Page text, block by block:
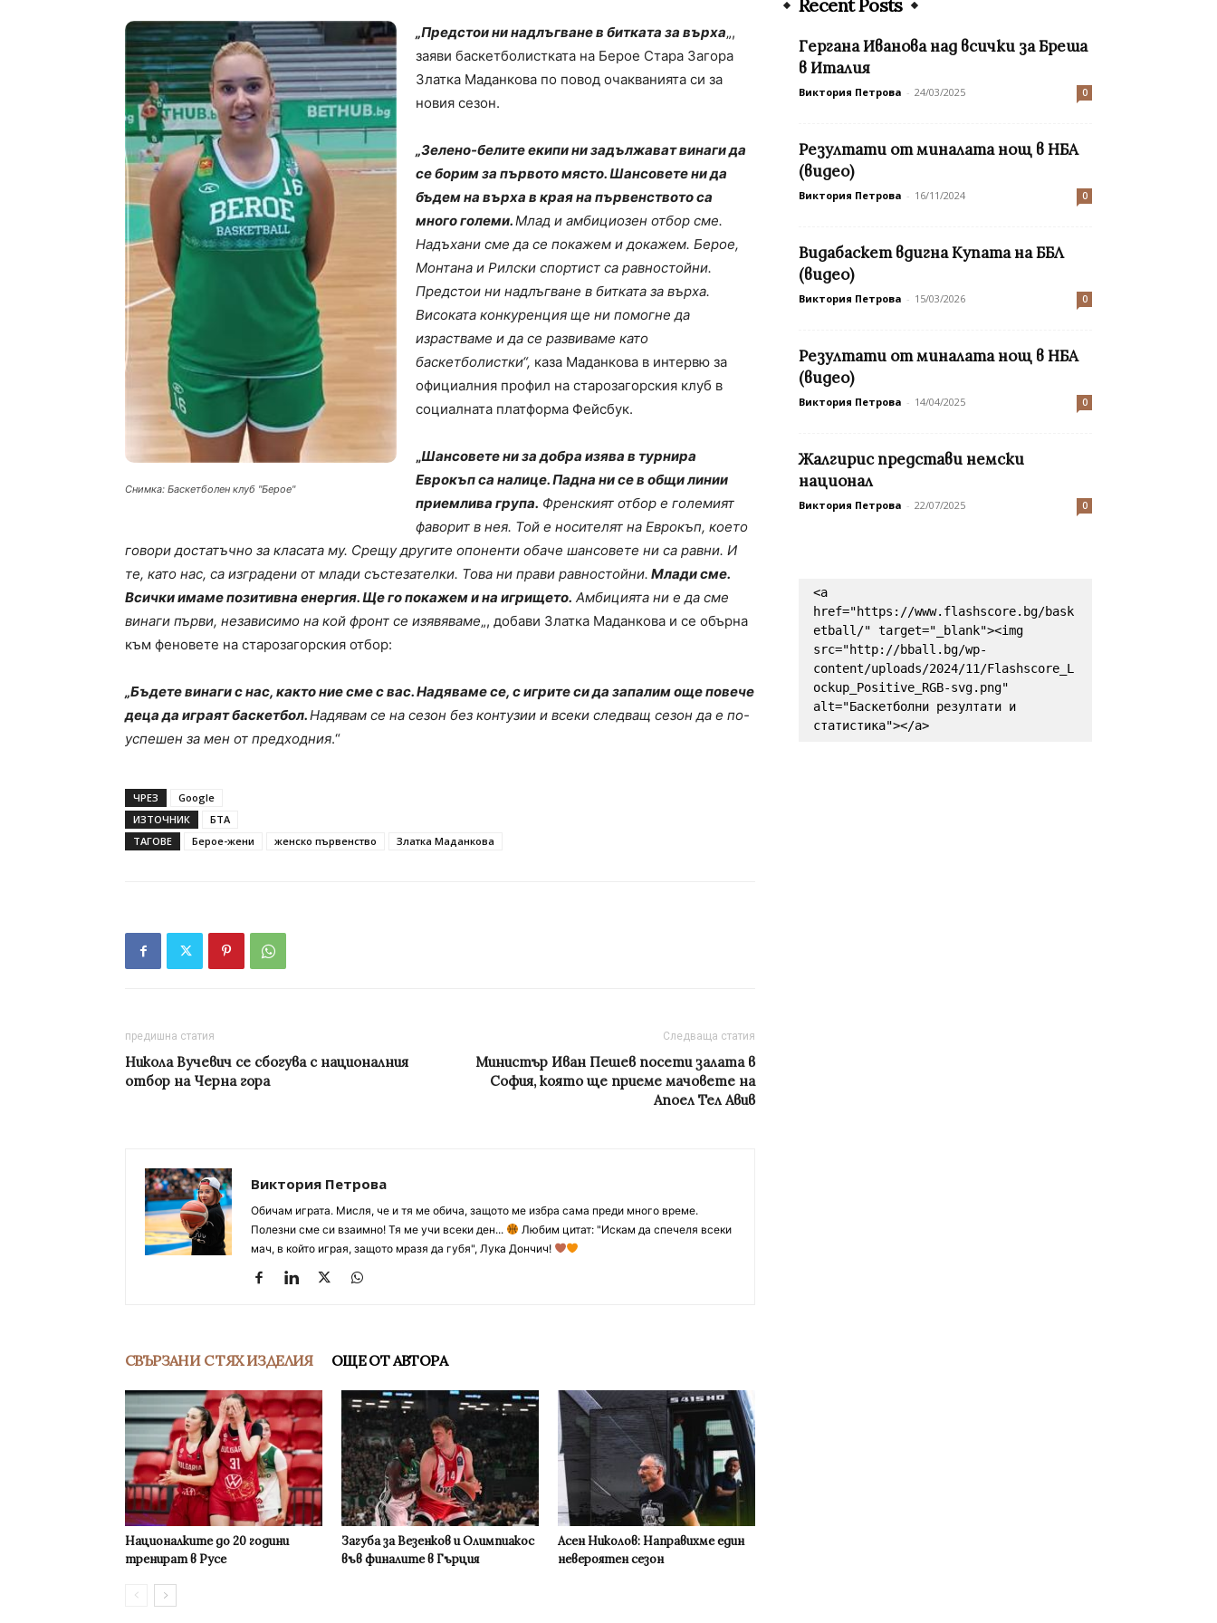
Снимка: Баскетболен клуб "Берое"
„Предстои ни надлъгване в битката за върха„,
заяви баскетболистката на Берое Стара Загора
Златка Маданкова по повод очакванията си за
новия сезон.
„Зелено-белите екипи ни задължават винаги да
се борим за първото място. Шансовете ни да
бъдем на върха в края на първенството са
много големи.Млад и амбициозен отбор сме.
Надъхани сме да се покажем и докажем. Берое,
Монтана и Рилски спортист са равностойни.
Предстои ни надлъгване в битката за върха.
Високата конкуренция ще ни помогне да
израстваме и да се развиваме като
баскетболистки“, каза Маданкова в интервю за
официалния профил на старозагорския клуб в
социалната платформа Фейсбук.
„Шансовете ни за добра изява в турнира
Еврокъп са налице. Падна ни се в общи линии
приемлива група. Френският отбор е големият
фаворит в нея. Той е носителят на Еврокъп, което
говори достатъчно за класата му. Срещу другите опоненти обаче шансовете ни са равни. И
те, като нас, са изградени от млади състезателки. Това ни прави равностойни. Млади сме.
Всички имаме позитивна енергия. Ще го покажем и на игрището. Амбицията ни е да сме
винаги първи, независимо на кой фронт се изявяваме„, добави Златка Маданкова и се обърна
към феновете на старозагорския отбор:
„Бъдете винаги с нас, както ние сме с вас. Надяваме се, с игрите си да запалим още повече
деца да играят баскетбол.Надявам се на сезон без контузии и всеки следващ сезон да е по-
успешен за мен от предходния.“
ЧРЕЗ
Google
ИЗТОЧНИК
БТА
ТАГОВЕ
Берое-жени женско първенство Златка Маданкова
предишна статия
Никола Вучевич се сбогува с националния
отбор на Черна гора
Следваща статия
Mинистър Иван Пешев посети залата в
София, която ще приеме мачовете на
Апоел Тел Авив
Виктория Петрова
Обичам играта. Мисля, че и тя ме обича, защото ме избра сама преди много време.
Полезни сме си взаимно! Тя ме учи всеки ден...
Любим цитат: "Искам да спечеля всеки
мач, в който играя, защото мразя да губя", Лука Дончич!
СВЪРЗАНИ С ТЯХ ИЗДЕЛИЯ ОЩЕ ОТ АВТОРА
Националките до 20 години
тренират в Русе
Загуба за Везенков и Олимпиакос
във финалите в Гърция
Асен Николов: Направихме един
невероятен сезон
Recent Posts
Гергана Иванова над всички за Бреша
в Италия
Виктория Петрова - 24/03/2025 0
Резултати от миналата нощ в НБА
(видео)
Виктория Петрова - 16/11/2024 0
Видабаскет вдигна Купата на ББЛ
(видео)
Виктория Петрова - 15/03/2026 0
Резултати от миналата нощ в НБА
(видео)
Виктория Петрова - 14/04/2025 0
Жалгирис представи немски
национал
Виктория Петрова - 22/07/2025 0
<a
href="https://www.flashscore.bg/bask
etball/" target="_blank"><img
src="http://bball.bg/wp-
content/uploads/2024/11/Flashscore_L
ockup_Positive_RGB-svg.png"
alt="Баскетболни резултати и
статистика"></a>